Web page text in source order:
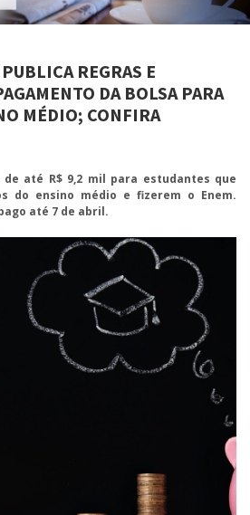
REGRAS E
DA BOLSA PARA
MÉDIO; CONFIRA
até R$ 9,2 mil para estudantes que
do ensino médio e fizerem o Enem.
até 7 de abril.